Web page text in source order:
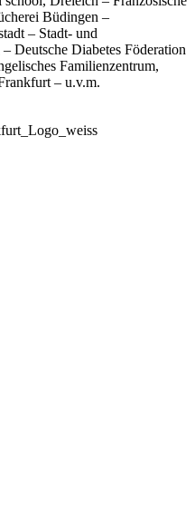
Büdingen –
– Stadt- und
Deutsche Diabetes Föderation
Familienzentrum,
– u.v.m.